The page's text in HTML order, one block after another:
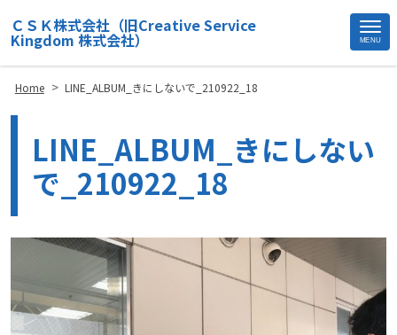
ＣＳＫ株式会社（旧Creative Service
Kingdom 株式会社） MENU
Home > LINE_ALBUM_きにしないで_210922_18
LINE_ALBUM_きにしない
で_210922_18
Site
Footer